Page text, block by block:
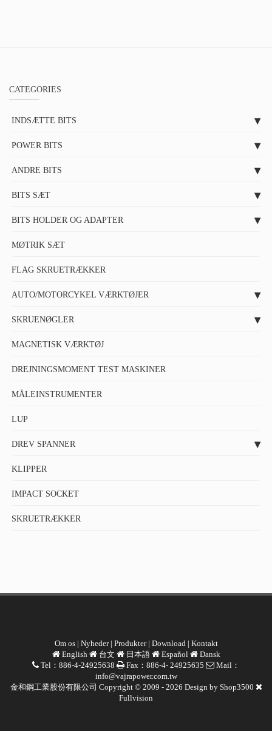
CATEGORIES
INDSÆTTE BITS
POWER BITS
ANDRE BITS
BITS SÆT
BITS HOLDER OG ADAPTER
MØTRIK SÆT
FLAG SKRUETRÆKKER
AUTO/MOTORCYKEL VÆRKTØJER
SKRUENØGLER
MAGNETISK VÆRKTØJ
DREJNINGSMOMENT TEST MASKINER
MÅLEINSTRUMENTER
LUP
DREV SPANNER
KLIPPER
IMPACT SOCKET
SKRUETRÆKKER
Om os| Nyheder| Produkter| Download| Kontakt
English
台文 日本語 Español
Dansk
Tel：886-4-24925638
Fax：886-4- 24925635
Mail：
info@vajrapower.com.tw
金和鋼工業股份有限公司 Copyright © 2009 - 2026 Design by Shop3500
Fullvision